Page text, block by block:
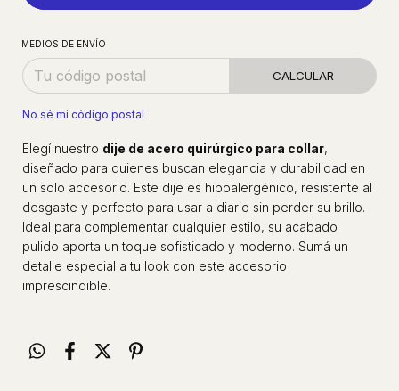
MEDIOS DE ENVÍO
CALCULAR
No sé mi código postal
Elegí nuestro dije de acero quirúrgico para collar,
diseñado para quienes buscan elegancia y durabilidad en
un solo accesorio. Este dije es hipoalergénico, resistente al
desgaste y perfecto para usar a diario sin perder su brillo.
Ideal para complementar cualquier estilo, su acabado
pulido aporta un toque sofisticado y moderno. Sumá un
detalle especial a tu look con este accesorio
imprescindible.